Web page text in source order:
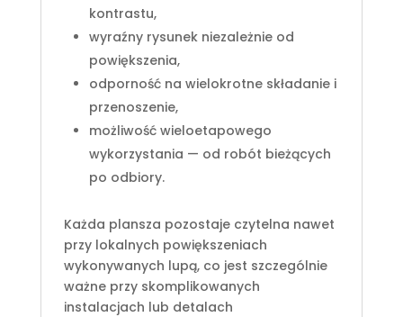
kontrastu,
wyraźny rysunek niezależnie od
powiększenia,
odporność na wielokrotne składanie i
przenoszenie,
możliwość wieloetapowego
wykorzystania — od robót bieżących
po odbiory.
Każda plansza pozostaje czytelna nawet
przy lokalnych powiększeniach
wykonywanych lupą, co jest szczególnie
ważne przy skomplikowanych
instalacjach lub detalach